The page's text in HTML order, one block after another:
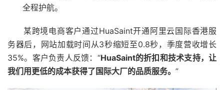
全程护航。
某跨境电商客户通过HuaSaint开通阿里云国际香港服
务器后，网站加载时间从3秒缩短至0.8秒，季度营收增长
35%。客户负责人反馈：“HuaSaint的折扣和技术支持，让
我们用更低的成本获得了国际大厂的品质服务。 ”